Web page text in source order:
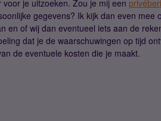
je uitzoeken. Zou je mij een
gegevens? Ik kijk dan even mee
en of wij dan eventueel iets aan de
dat je de waarschuwingen op tijd
de eventuele kosten die je maakt.